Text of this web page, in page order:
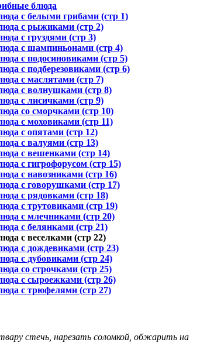
блюда
с белыми грибами (стр 1)
с рыжиками (стр 2)
с груздями (стр 3)
с шампиньонами (стр 4)
с подосиновиками (стр 5)
с подберезовиками (стр 6)
с маслятами (стр 7)
с волнушками (стр 8)
с лисичками (стр 9)
со сморчками (стр 10)
с моховиками (стр 11)
с опятами (стр 12)
с валуями (стр 13)
с вешенками (стр 14)
с гигрофорусом (стр 15)
с навозниками (стр 16)
с говорушками (стр 17)
с рядовками (стр 18)
с трутовиками (стр 19)
с млечниками (стр 20)
с белянками (стр 21)
с веселками (стр 22)
с дождевиками (стр 23)
с дубовиками (стр 24)
со строчками (стр 25)
с сыроежками (стр 26)
с трюфелями (стр 27)
стечь, нарезать соломкой, обжарить на